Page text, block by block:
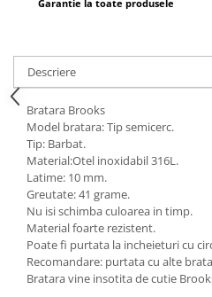
Garantie la toate produsele
Descriere
Bratara Brooks
Model bratara: Tip semicerc.
Tip: Barbat.
Material:Otel inoxidabil 316L.
Latime: 10 mm.
Greutate: 41 grame.
Nu isi schimba culoarea in timp.
Material foarte rezistent.
Poate fi purtata la incheieturi cu
Recomandare: purtata cu alte
Bratara vine insotita de cutie